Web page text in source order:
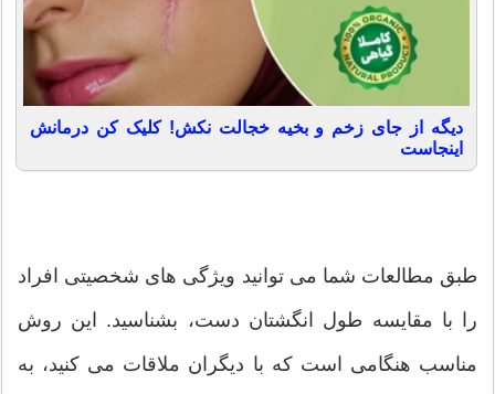
دیگه از جای زخم و بخیه خجالت نکش! کلیک کن درمانش
اینجاست
طبق مطالعات شما می توانید ویژگی های شخصیتی افراد
را با مقایسه طول انگشتان دست، بشناسید. این روش
مناسب هنگامی است که با دیگران ملاقات می کنید، به